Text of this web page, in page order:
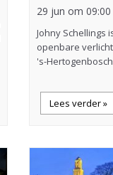
29 jun om
Johny Schellings
openbare
's-
Lees verder »